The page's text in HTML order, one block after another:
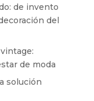
de invento
del
de moda
solución